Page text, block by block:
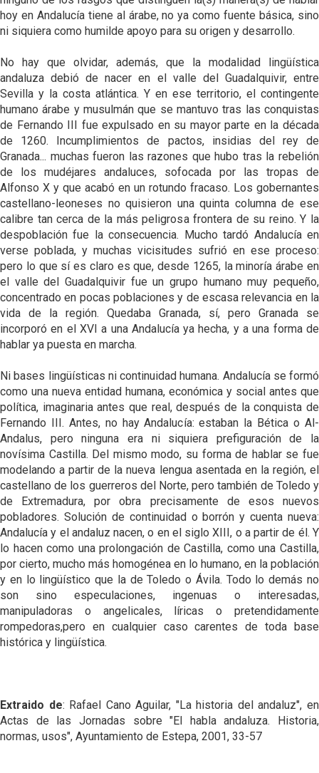
hoy en Andalucía tiene al árabe, no ya como fuente básica, sino
ni siquiera como humilde apoyo para su origen y desarrollo.
No hay que olvidar, además, que la modalidad lingüística
andaluza debió de nacer en el valle del Guadalquivir, entre
Sevilla y la costa atlántica. Y en ese territorio, el contingente
humano árabe y musulmán que se mantuvo tras las conquistas
de Fernando III fue expulsado en su mayor parte en la década
de 1260. Incumplimientos de pactos, insidias del rey de
Granada... muchas fueron las razones que hubo tras la rebelión
de los mudéjares andaluces, sofocada por las tropas de
Alfonso X y que acabó en un rotundo fracaso. Los gobernantes
castellano-leoneses no quisieron una quinta columna de ese
calibre tan cerca de la más peligrosa frontera de su reino. Y la
despoblación fue la consecuencia. Mucho tardó Andalucía en
verse poblada, y muchas vicisitudes sufrió en ese proceso:
pero lo que sí es claro es que, desde 1265, la minoría árabe en
el valle del Guadalquivir fue un grupo humano muy pequeño,
concentrado en pocas poblaciones y de escasa relevancia en la
vida de la región. Quedaba Granada, sí, pero Granada se
incorporó en el XVI a una Andalucía ya hecha, y a una forma de
hablar ya puesta en marcha.
Ni bases lingüísticas ni continuidad humana. Andalucía se formó
como una nueva entidad humana, económica y social antes que
política, imaginaria antes que real, después de la conquista de
Fernando III. Antes, no hay Andalucía: estaban la Bética o Al-
Andalus, pero ninguna era ni siquiera prefiguración de la
novísima Castilla. Del mismo modo, su forma de hablar se fue
modelando a partir de la nueva lengua asentada en la región, el
castellano de los guerreros del Norte, pero también de Toledo y
de Extremadura, por obra precisamente de esos nuevos
pobladores. Solución de continuidad o borrón y cuenta nueva:
Andalucía y el andaluz nacen, o en el siglo XIII, o a partir de él. Y
lo hacen como una prolongación de Castilla, como una Castilla,
por cierto, mucho más homogénea en lo humano, en la población
y en lo lingüístico que la de Toledo o Ávila. Todo lo demás no
son sino especulaciones, ingenuas o interesadas,
manipuladoras o angelicales, líricas o pretendidamente
rompedoras,pero en cualquier caso carentes de toda base
histórica y lingüística.
Extraido de: Rafael Cano Aguilar, "La historia del andaluz", en
Actas de las Jornadas sobre "El habla andaluza. Historia,
normas, usos", Ayuntamiento de Estepa, 2001, 33-57